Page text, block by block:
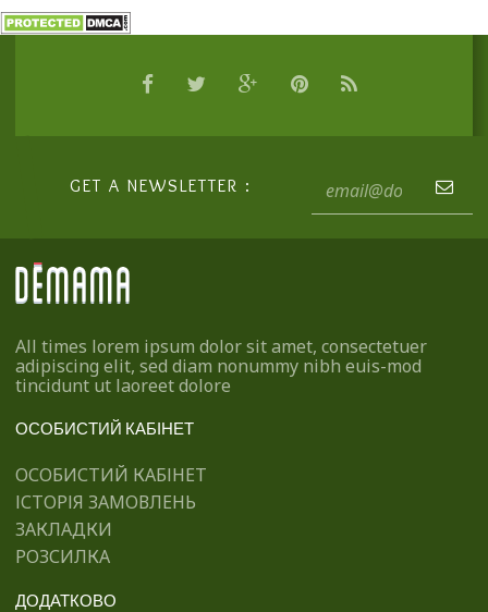
GET A NEWSLETTER :
All times lorem ipsum dolor sit amet, consectetuer
adipiscing elit, sed diam nonummy nibh euis-mod
tincidunt ut laoreet dolore
ОСОБИСТИЙ КАБІНЕТ
ОСОБИСТИЙ КАБІНЕТ
ІСТОРІЯ ЗАМОВЛЕНЬ
ЗАКЛАДКИ
РОЗСИЛКА
ДОДАТКОВО